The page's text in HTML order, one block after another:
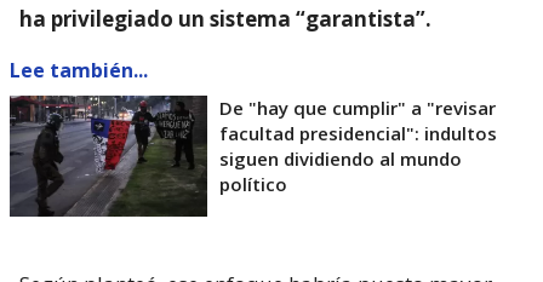
ha privilegiado un sistema “garantista”.
Lee también...
De "hay que cumplir" a "revisar
facultad presidencial": indultos
siguen dividiendo al mundo
político